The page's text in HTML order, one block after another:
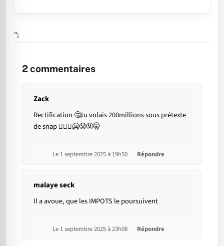
";
2commentaires
Zack
Rectification 🤔tu volais 200millions sous prétexte
de snap 🤷🏽‍♂️🥶😤🤬🤫
Le 1 septembre 2025 à 19h50 Répondre
malaye seck
Il a avoue, que les IMPOTS le poursuivent
Le 1 septembre 2025 à 23h08 Répondre